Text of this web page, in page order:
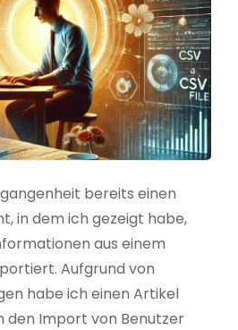
bereits einen
in dem ich gezeigt habe,
aus einem
Aufgrund von
habe ich einen Artikel
den Import von Benutzer